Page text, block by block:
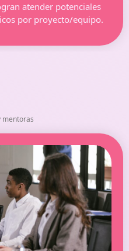
atender potenciales
por proyecto/equipo.
mentoras